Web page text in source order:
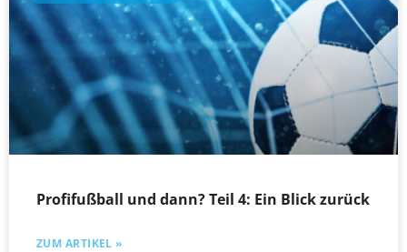
Profifußball und dann? Teil 4: Ein Blick zurück
ZUM ARTIKEL »